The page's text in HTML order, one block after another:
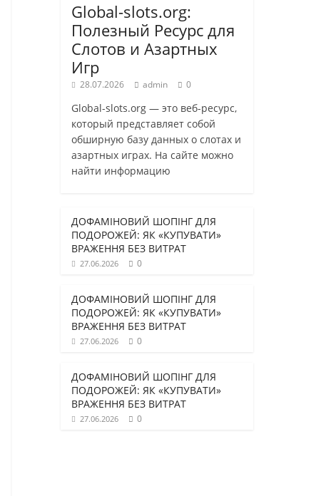
Global-slots.org:
Полезный Ресурс для
Слотов и Азартных
Игр
28.07.2026 admin 0
Global-slots.org — это веб-ресурс,
который представляет собой
обширную базу данных о слотах и
азартных играх. На сайте можно
найти информацию
ДОФАМІНОВИЙ ШОПІНГ ДЛЯ
ПОДОРОЖЕЙ: ЯК «КУПУВАТИ»
ВРАЖЕННЯ БЕЗ ВИТРАТ
27.06.2026 0
ДОФАМІНОВИЙ ШОПІНГ ДЛЯ
ПОДОРОЖЕЙ: ЯК «КУПУВАТИ»
ВРАЖЕННЯ БЕЗ ВИТРАТ
27.06.2026 0
ДОФАМІНОВИЙ ШОПІНГ ДЛЯ
ПОДОРОЖЕЙ: ЯК «КУПУВАТИ»
ВРАЖЕННЯ БЕЗ ВИТРАТ
27.06.2026 0